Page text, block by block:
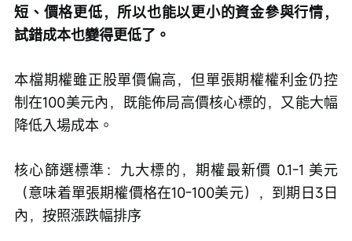
短、價格更低，所以也能以更小的資金參與行情，
試錯成本也變得更低了。
本檔期權雖正股單價偏高，但單張期權權利金仍控
制在100美元內，既能佈局高價核心標的，又能大幅
降低入場成本。
核心篩選標準：九大標的，期權最新價 0.1-1 美元
（意味着單張期權價格在10-100美元），到期日3日
內，按照漲跌幅排序